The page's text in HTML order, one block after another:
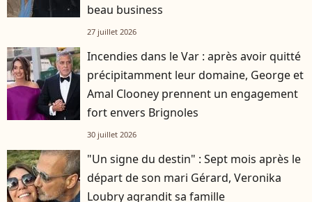
beau business
27 juillet 2026
Incendies dans le Var : après avoir quitté
précipitamment leur domaine, George et
Amal Clooney prennent un engagement
fort envers Brignoles
30 juillet 2026
"Un signe du destin" : Sept mois après le
départ de son mari Gérard, Veronika
Loubry agrandit sa famille